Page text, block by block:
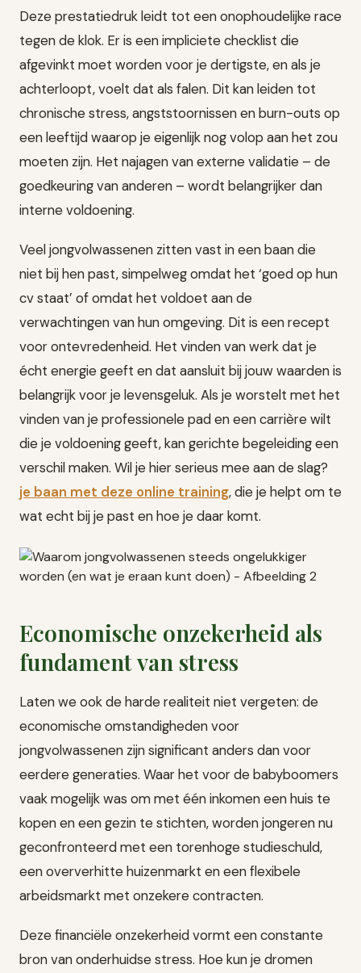
Deze prestatiedruk leidt tot een onophoudelijke race
tegen de klok. Er is een impliciete checklist die
afgevinkt moet worden voor je dertigste, en als je
achterloopt, voelt dat als falen. Dit kan leiden tot
chronische stress, angststoornissen en burn-outs op
een leeftijd waarop je eigenlijk nog volop aan het zou
moeten zijn. Het najagen van externe validatie – de
goedkeuring van anderen – wordt belangrijker dan
interne voldoening.
Veel jongvolwassenen zitten vast in een baan die
niet bij hen past, simpelweg omdat het ‘goed op hun
cv staat’ of omdat het voldoet aan de
verwachtingen van hun omgeving. Dit is een recept
voor ontevredenheid. Het vinden van werk dat je
écht energie geeft en dat aansluit bij jouw waarden is
belangrijk voor je levensgeluk. Als je worstelt met het
vinden van je professionele pad en een carrière wilt
die je voldoening geeft, kan gerichte begeleiding een
verschil maken. Wil je hier serieus mee aan de slag?
je baan met deze online training, die je helpt om te
wat echt bij je past en hoe je daar komt.
Economische onzekerheid als
fundament van stress
Laten we ook de harde realiteit niet vergeten: de
economische omstandigheden voor
jongvolwassenen zijn significant anders dan voor
eerdere generaties. Waar het voor de babyboomers
vaak mogelijk was om met één inkomen een huis te
kopen en een gezin te stichten, worden jongeren nu
geconfronteerd met een torenhoge studieschuld,
een oververhitte huizenmarkt en een flexibele
arbeidsmarkt met onzekere contracten.
Deze financiële onzekerheid vormt een constante
bron van onderhuidse stress. Hoe kun je dromen